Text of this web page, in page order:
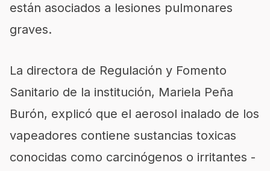
están asociados a lesiones pulmonares
graves.
La directora de Regulación y Fomento
Sanitario de la institución, Mariela Peña
Burón, explicó que el aerosol inalado de los
vapeadores contiene sustancias toxicas
conocidas como carcinógenos o irritantes -